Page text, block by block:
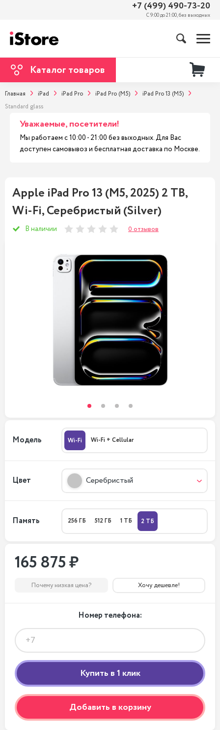
+7 (499) 490-73-20
С 9:00 до 21:00, без выходных
Каталог товаров
Главная iPad iPad Pro iPad Pro (M5)
iPad Pro 13 (M5)
Standard glass
Уважаемые, посетители!
Мы работаем с 10:00 - 21:00 без выходных. Для Вас
доступен самовывоз и бесплатная доставка по Москве.
Apple iPad Pro 13 (M5, 2025) 2 TB,
Wi-Fi, Серебристый (Silver)
В наличии 0 отзывов
Модель Wi-Fi Wi-Fi + Cellular
Цвет Серебристый
Память 256 ГБ 512 ГБ 1 ТБ 2 ТБ
165 875 ₽
Почему низкая цена? Хочу дешевле!
Номер телефона:
Добавить в корзину